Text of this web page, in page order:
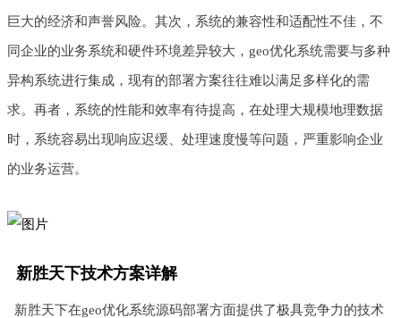
巨大的经济和声誉风险。其次，系统的兼容性和适配性不佳，不
同企业的业务系统和硬件环境差异较大，geo优化系统需要与多种
异构系统进行集成，现有的部署方案往往难以满足多样化的需
求。再者，系统的性能和效率有待提高，在处理大规模地理数据
时，系统容易出现响应迟缓、处理速度慢等问题，严重影响企业
的业务运营。
新胜天下技术方案详解
新胜天下在geo优化系统源码部署方面提供了极具竞争力的技术